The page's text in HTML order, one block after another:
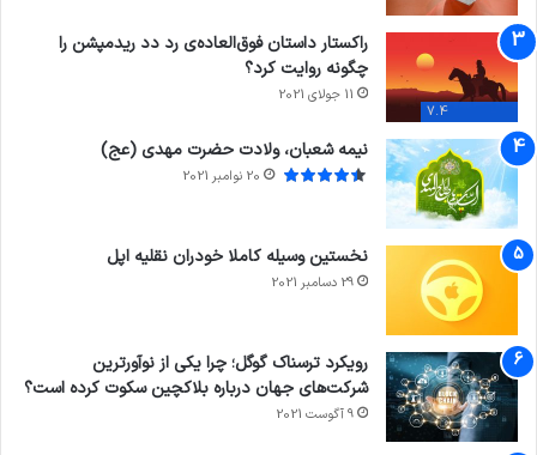
7.4
راکستار داستان فوق‌العاده‌ی رد دد ریدمپشن را
چگونه روایت کرد؟
11 جولای 2021
نیمه شعبان، ولادت حضرت مهدی (عج)
20 نوامبر 2021
نخستین وسیله کاملا خودران نقلیه اپل
29 دسامبر 2021
رویکرد ترسناک گوگل؛ چرا یکی از نوآورترین
شرکت‌های جهان درباره بلاکچین سکوت کرده است؟
9 آگوست 2021